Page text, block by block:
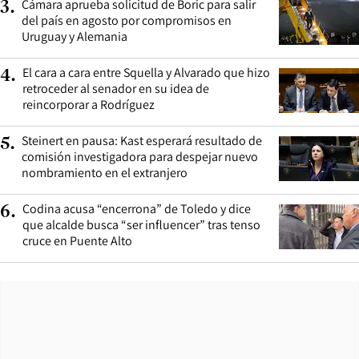
3. Cámara aprueba solicitud de Boric para salir
del país en agosto por compromisos en
Uruguay y Alemania
4. El cara a cara entre Squella y Alvarado que hizo
retroceder al senador en su idea de
reincorporar a Rodríguez
5. Steinert en pausa: Kast esperará resultado de
comisión investigadora para despejar nuevo
nombramiento en el extranjero
6. Codina acusa “encerrona” de Toledo y dice
que alcalde busca “ser influencer” tras tenso
cruce en Puente Alto